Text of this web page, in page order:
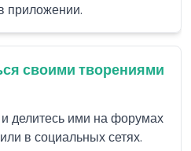
приложении.
своими творениями
делитесь ими на форумах
в социальных сетях.